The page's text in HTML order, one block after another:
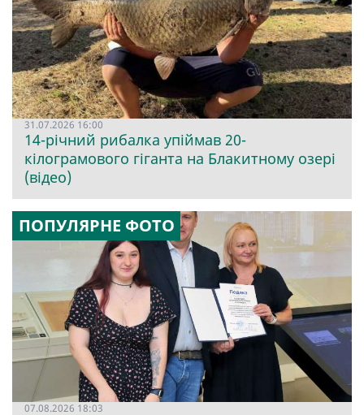
31.07.2026 16:00
14-річний рибалка упіймав 20-
кілограмового гіганта на Блакитному озері
(відео)
ПОПУЛЯРНЕ ФОТО
07.08.2026 18:03